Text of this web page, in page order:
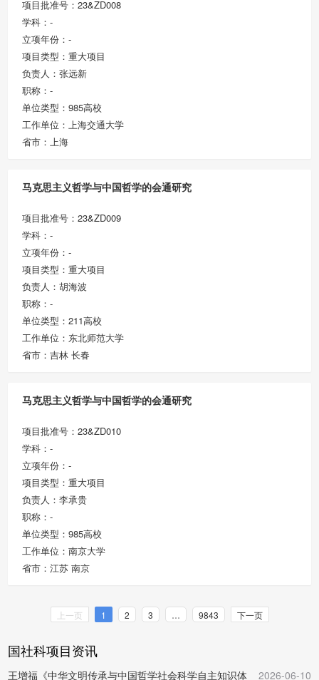
项目批准号：23&ZD008
学科：-
立项年份：-
项目类型：重大项目
负责人：张远新
职称：-
单位类型：985高校
工作单位：上海交通大学
省市：上海
马克思主义哲学与中国哲学的会通研究
项目批准号：23&ZD009
学科：-
立项年份：-
项目类型：重大项目
负责人：胡海波
职称：-
单位类型：211高校
工作单位：东北师范大学
省市：吉林 长春
马克思主义哲学与中国哲学的会通研究
项目批准号：23&ZD010
学科：-
立项年份：-
项目类型：重大项目
负责人：李承贵
职称：-
单位类型：985高校
工作单位：南京大学
省市：江苏 南京
上一页 1 2 3 … 9843 下一页
国社科项目资讯
王增福《中华文明传承与中国哲学社会科学自主知识体
2026-06-10